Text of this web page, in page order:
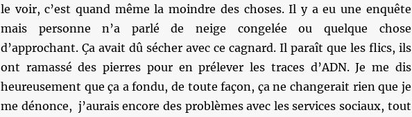
le voir, c’est quand même la moindre des choses. Il y a eu une enquête
mais personne n’a parlé de neige congelée ou quelque chose
d’approchant. Ça avait dû sécher avec ce cagnard. Il paraît que les flics, ils
ont ramassé des pierres pour en prélever les traces d’ADN. Je me dis
heureusement que ça a fondu, de toute façon, ça ne changerait rien que je
me dénonce, j’aurais encore des problèmes avec les services sociaux, tout